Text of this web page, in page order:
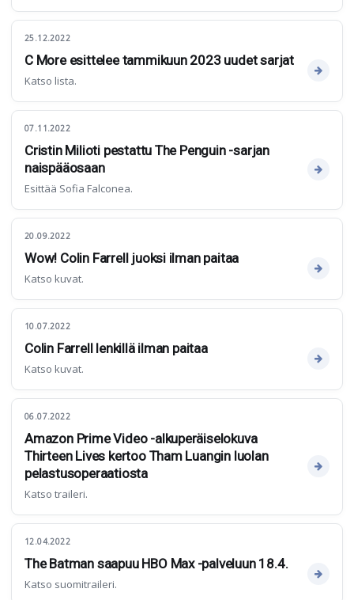
25.12.2022
C More esittelee tammikuun 2023 uudet sarjat
Katso lista.
07.11.2022
Cristin Milioti pestattu The Penguin -sarjan
naispääosaan
Esittää Sofia Falconea.
20.09.2022
Wow! Colin Farrell juoksi ilman paitaa
Katso kuvat.
10.07.2022
Colin Farrell lenkillä ilman paitaa
Katso kuvat.
06.07.2022
Amazon Prime Video -alkuperäiselokuva
Thirteen Lives kertoo Tham Luangin luolan
pelastusoperaatiosta
Katso traileri.
12.04.2022
The Batman saapuu HBO Max -palveluun 18.4.
Katso suomitraileri.